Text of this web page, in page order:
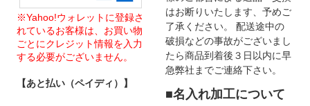
※Yahoo!ウォレットに登録さ
れているお客様は、お買い物
ごとにクレジット情報を入力
する必要がございません。
【あと払い（ペイディ）】
はお断りいたします、予めご
了承ください。 配送途中の
破損などの事故がございまし
たら商品到着後３日以内に早
急弊社までご連絡下さい。
■名入れ加工について